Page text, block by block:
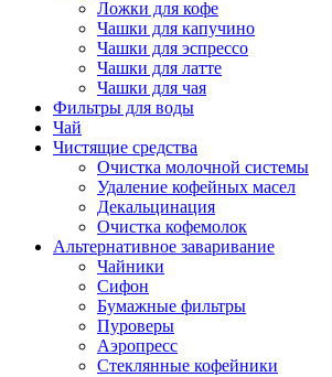
Ложки для кофе
Чашки для капучино
Чашки для эспрессо
Чашки для латте
Чашки для чая
Фильтры для воды
Чай
Чистящие средства
Очистка молочной системы
Удаление кофейных масел
Декальцинация
Очистка кофемолок
Альтернативное заваривание
Чайники
Сифон
Бумажные фильтры
Пуроверы
Аэропресс
Стеклянные кофейники